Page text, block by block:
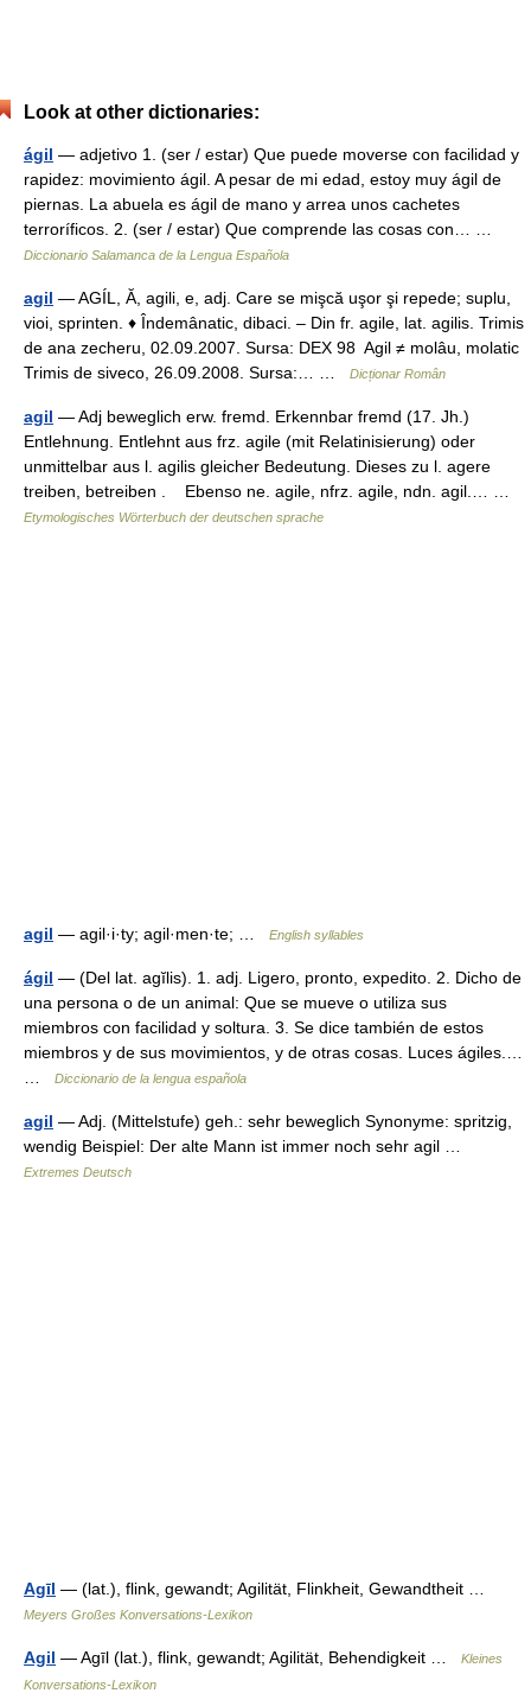
Look at other dictionaries:
ágil — adjetivo 1. (ser / estar) Que puede moverse con facilidad y
rapidez: movimiento ágil. A pesar de mi edad, estoy muy ágil de
piernas. La abuela es ágil de mano y arrea unos cachetes
terroríficos. 2. (ser / estar) Que comprende las cosas con… …
Diccionario Salamanca de la Lengua Española
agil — AGÍL, Ă, agili, e, adj. Care se mişcă uşor şi repede; suplu,
vioi, sprinten. ♦ Îndemânatic, dibaci. – Din fr. agile, lat. agilis. Trimis
de ana zecheru, 02.09.2007. Sursa: DEX 98 Agil ≠ molâu, molatic
Trimis de siveco, 26.09.2008. Sursa:… …
Dicționar Român
agil — Adj beweglich erw. fremd. Erkennbar fremd (17. Jh.)
Entlehnung. Entlehnt aus frz. agile (mit Relatinisierung) oder
unmittelbar aus l. agilis gleicher Bedeutung. Dieses zu l. agere
treiben, betreiben . Ebenso ne. agile, nfrz. agile, ndn. agil.… …
Etymologisches Wörterbuch der deutschen sprache
agil — agil·i·ty; agil·men·te; … English syllables
ágil — (Del lat. agĭlis). 1. adj. Ligero, pronto, expedito. 2. Dicho de
una persona o de un animal: Que se mueve o utiliza sus
miembros con facilidad y soltura. 3. Se dice también de estos
miembros y de sus movimientos, y de otras cosas. Luces ágiles.…
Diccionario de la lengua española
agil — Adj. (Mittelstufe) geh.: sehr beweglich Synonyme: spritzig,
wendig Beispiel: Der alte Mann ist immer noch sehr agil …
Extremes Deutsch
Agīl — (lat.), flink, gewandt; Agilität, Flinkheit, Gewandtheit …
Meyers Großes Konversations-Lexikon
Agil — Agīl (lat.), flink, gewandt; Agilität, Behendigkeit …
Kleines
Konversations-Lexikon